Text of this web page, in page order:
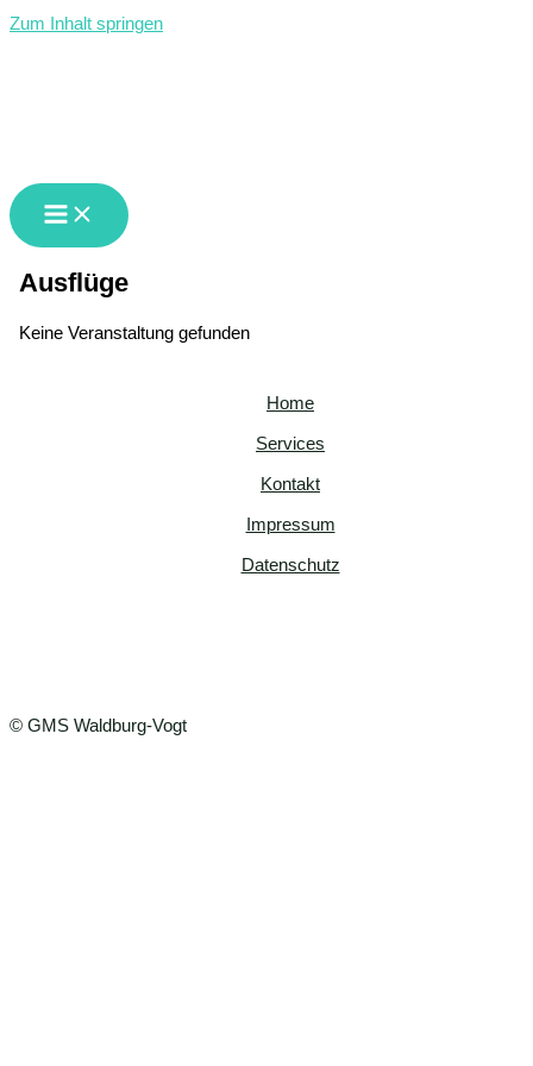
Zum Inhalt springen
Ausflüge
Keine Veranstaltung gefunden
Home
Services
Kontakt
Impressum
Datenschutz
© GMS Waldburg-Vogt